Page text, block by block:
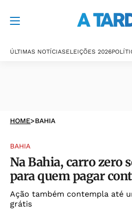
ÚLTIMAS NOTÍCIASELEIÇÕES 2026
HOME>BAHIA
BAHIA
Na Bahia, carro zero
para quem pagar
Ação também contempla até
grátis